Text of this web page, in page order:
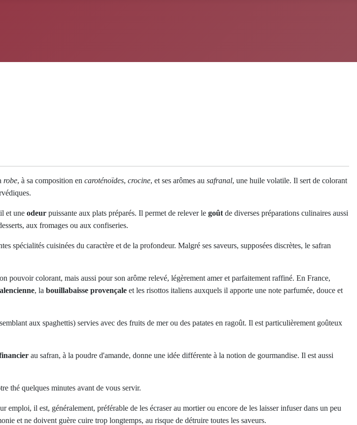
robe, à sa composition en caroténoïdes, crocine, et ses arômes au safranal, une huile volatile. Il sert de colorant
et une odeur puissante aux plats préparés. Il permet de relever le goût de diverses préparations culinaires aussi
aux fromages ou aux confiseries.
spécialités cuisinées du caractère et de la profondeur. Malgré ses saveurs, supposées discrètes, le safran
pouvoir colorant, mais aussi pour son arôme relevé, légèrement amer et parfaitement raffiné. En France,
, la bouillabaisse provençale et les risottos italiens auxquels il apporte une note parfumée, douce et
aux spaghettis) servies avec des fruits de mer ou des patates en ragoût. Il est particulièrement goûteux
au safran, à la poudre d'amande, donne une idée différente à la notion de gourmandise. Il est aussi
thé quelques minutes avant de vous servir.
il est, généralement, préférable de les écraser au mortier ou encore de les laisser infuser dans un peu
et ne doivent guère cuire trop longtemps, au risque de détruire toutes les saveurs.